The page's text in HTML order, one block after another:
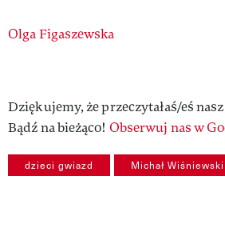
Authors
Olga Figaszewska
Dziękujemy, że przeczytałaś/eś
Bądź na bieżąco! Obserwuj nas w
dzieci gwiazd Michał Wiśniewski